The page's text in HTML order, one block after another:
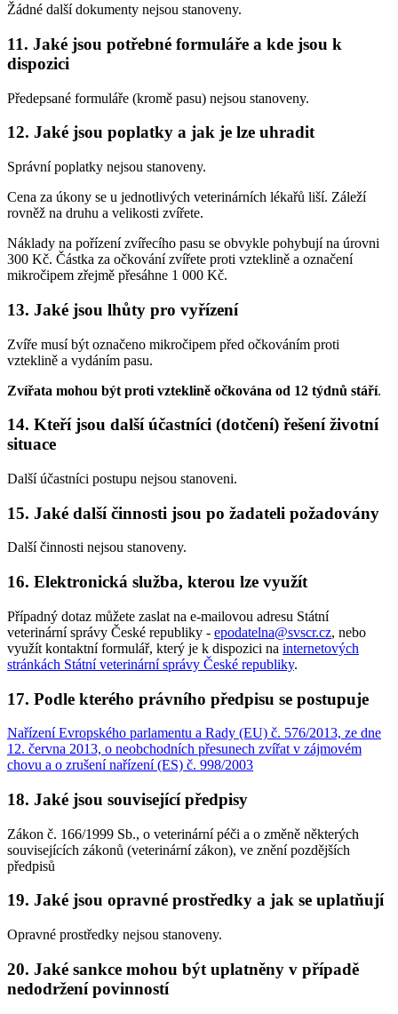
Žádné další dokumenty nejsou stanoveny.
11. Jaké jsou potřebné formuláře a kde jsou k
dispozici
Předepsané formuláře (kromě pasu) nejsou stanoveny.
12. Jaké jsou poplatky a jak je lze uhradit
Správní poplatky nejsou stanoveny.
Cena za úkony se u jednotlivých veterinárních lékařů liší. Záleží
rovněž na druhu a velikosti zvířete.
Náklady na pořízení zvířecího pasu se obvykle pohybují na úrovni
300 Kč. Částka za očkování zvířete proti vzteklině a označení
mikročipem zřejmě přesáhne 1 000 Kč.
13. Jaké jsou lhůty pro vyřízení
Zvíře musí být označeno mikročipem před očkováním proti
vzteklině a vydáním pasu.
Zvířata mohou být proti vzteklině očkována od 12 týdnů stáří.
14. Kteří jsou další účastníci (dotčení) řešení životní
situace
Další účastníci postupu nejsou stanoveni.
15. Jaké další činnosti jsou po žadateli požadovány
Další činnosti nejsou stanoveny.
16. Elektronická služba, kterou lze využít
Případný dotaz můžete zaslat na e-mailovou adresu Státní
veterinární správy České republiky - epodatelna@svscr.cz, nebo
využít kontaktní formulář, který je k dispozici na internetových
stránkách Státní veterinární správy České republiky.
17. Podle kterého právního předpisu se postupuje
Nařízení Evropského parlamentu a Rady (EU) č. 576/2013, ze dne
12. června 2013, o neobchodních přesunech zvířat v zájmovém
chovu a o zrušení nařízení (ES) č. 998/2003
18. Jaké jsou související předpisy
Zákon č. 166/1999 Sb., o veterinární péči a o změně některých
souvisejících zákonů (veterinární zákon), ve znění pozdějších
předpisů
19. Jaké jsou opravné prostředky a jak se uplatňují
Opravné prostředky nejsou stanoveny.
20. Jaké sankce mohou být uplatněny v případě
nedodržení povinností